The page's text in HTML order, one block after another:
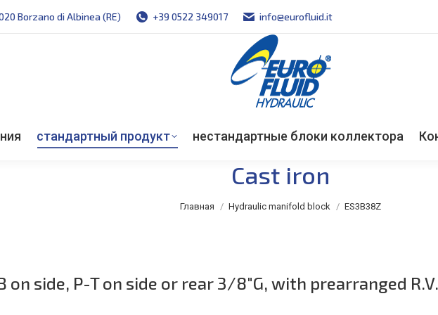
Borzano di Albinea (RE) +39 0522 349017 info@eurofluid.it
стандартный продукт нестандартные блоки коллектора
Single subplate CETOP 3
Cast iron
Вы здесь:
Главная Hydraulic manifold block ES3B38Z
on side, P-T on side or rear 3/8″G, with prearranged R.V.